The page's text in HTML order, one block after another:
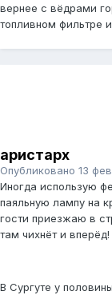
вернее с вёдрами
топливном фильтре
аристарх
Опубликовано 13
Иногда использую
паяльную лампу на
гости приезжаю в
там чихнёт и вперёд!
В Сургуте у